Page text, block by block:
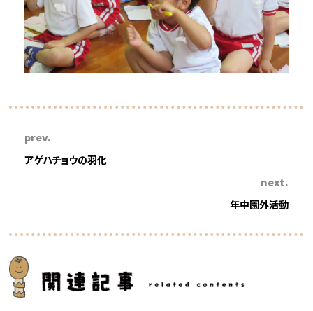
prev.
アゲハチョウの羽化
next.
年中園外活動